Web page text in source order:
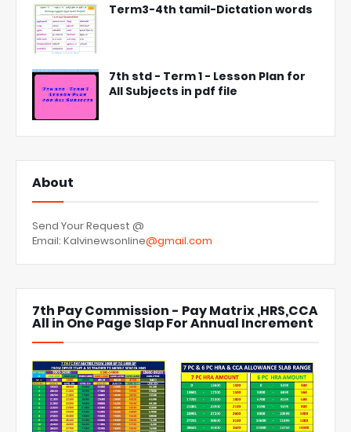
Term3-4th tamil-Dictation words
7th std - Term 1 - Lesson Plan for
All Subjects in pdf file
About
Send Your Request @
Email: Kalvinewsonline@gmail.com
7th Pay Commission - Pay Matrix ,HRS,CCA
All in One Page Slap For Annual Increment